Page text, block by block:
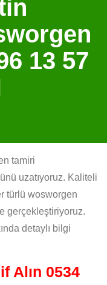
13 57
tamiri
uzatıyoruz. Kaliteli
türlü wosworgen
gerçekleştiriyoruz.
detaylı bilgi
Alın 0534